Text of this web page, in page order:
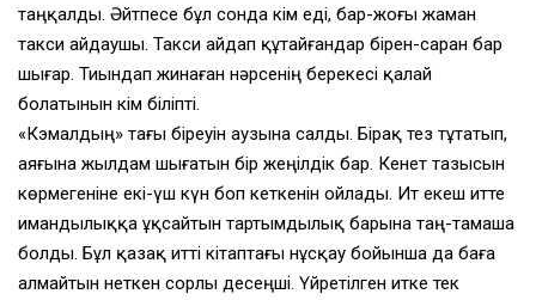
таңқалды. Әйтпесе бұл сонда кiм едi, бар-жоғы жаман
такси айдаушы. Такси айдап құтайғандар бiрен-саран бар
шығар. Тиындап жинаған нәрсенiң берекесi қалай
болатынын кiм бiлiптi.
«Кэмалдың» тағы бiреуiн аузына салды. Бiрақ тез тұтатып,
аяғына жылдам шығатын бiр жеңiлдiк бар. Кенет тазысын
көрмегенiне екi-үш күн боп кеткенiн ойлады. Ит екеш итте
имандылыққа ұқсайтын тартымдылық барына таң-тамаша
болды. Бұл қазақ иттi кiтаптағы нұсқау бойынша да баға
алмайтын неткен сорлы десеңшi. Үйретiлген итке тек